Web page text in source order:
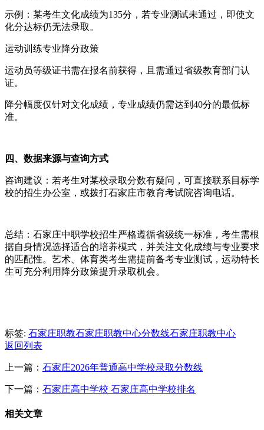
示例：某考生文化成绩为135分，若专业测试未通过，即使文
化分达标仍无法录取。
运动训练专业降分政策
运动员等级证书需在报名前获得，且需通过省级教育部门认
证。
降分幅度仅针对文化成绩，专业成绩仍需达到40分的最低标
准。
四、数据来源与查询方式
咨询建议：若考生对某校录取分数有疑问，可直接联系目标学
校的招生办公室，或拨打石家庄市教育考试院咨询电话。
总结：石家庄中职学校招生严格遵循省级统一标准，考生需根
据自身情况选择适合的培养模式，并关注文化成绩与专业要求
的匹配性。艺术、体育类考生需提前备考专业测试，运动特长
生可充分利用降分政策提升录取机会。
标签: 石家庄职教石家庄职教中心分数线石家庄职教中心
返回列表
上一篇： 石家庄2026年普通高中学校录取分数线
下一篇： 石家庄高中学校 石家庄高中学校排名
相关文章